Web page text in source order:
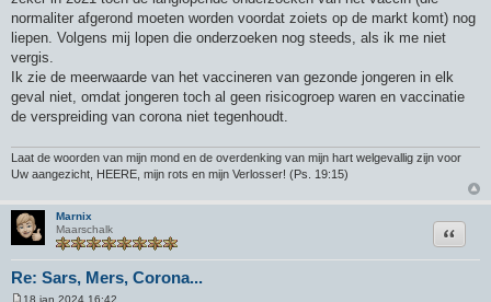
normaliter afgerond moeten worden voordat zoiets op de markt komt) nog
liepen. Volgens mij lopen die onderzoeken nog steeds, als ik me niet
vergis.
Ik zie de meerwaarde van het vaccineren van gezonde jongeren in elk
geval niet, omdat jongeren toch al geen risicogroep waren en vaccinatie
de verspreiding van corona niet tegenhoudt.
Laat de woorden van mijn mond en de overdenking van mijn hart welgevallig zijn voor
Uw aangezicht, HEERE, mijn rots en mijn Verlosser! (Ps. 19:15)
Marnix
Maarschalk
Re: Sars, Mers, Corona...
Citeer
18 jan 2024 16:42